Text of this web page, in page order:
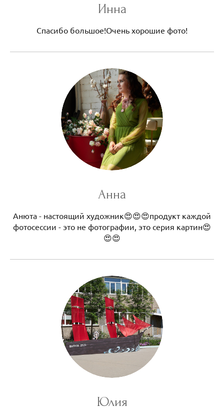
Инна
Спасибо большое!Очень хорошие фото!
Анна
Анюта - настоящий художник😍😍😍продукт каждой
фотосессии - это не фотографии, это серия картин😍
😍😍
Юлия